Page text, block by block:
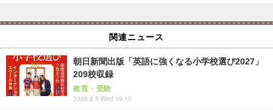
関連ニュース
朝日新聞出版「英語に強くなる小学校選び2027」
209校収録
教育・受験
2026.8.5 Wed 19:15